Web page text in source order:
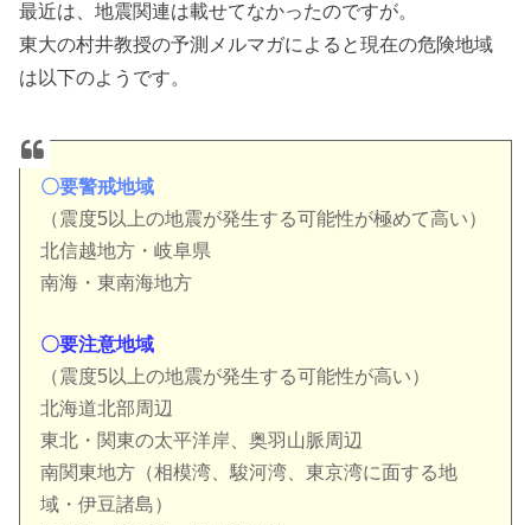
最近は、地震関連は載せてなかったのですが。
東大の村井教授の予測メルマガによると現在の危険地域
は以下のようです。
〇要警戒地域
（震度5以上の地震が発生する可能性が極めて高い）
北信越地方・岐阜県
南海・東南海地方
〇要注意地域
（震度5以上の地震が発生する可能性が高い）
北海道北部周辺
東北・関東の太平洋岸、奥羽山脈周辺
南関東地方（相模湾、駿河湾、東京湾に面する地
域・伊豆諸島）